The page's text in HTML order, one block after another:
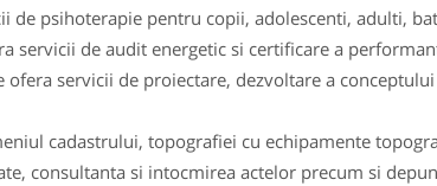
de psihoterapie pentru copii, adolescenti, adulti,
servicii de audit energetic si certificare a
servicii de proiectare, dezvoltare a
cadastrului, topografiei cu echipamente
consultanta si intocmirea actelor precum si